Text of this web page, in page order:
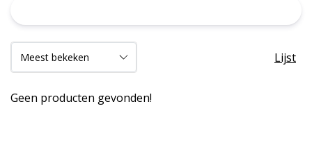
Lijst
Geen producten gevonden!